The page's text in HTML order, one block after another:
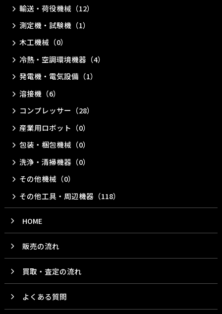
輸送・荷役機械（12）
測定機・試験機（1）
木工機械（0）
冷熱・空調環境機器（4）
発電機・電気設備（1）
溶接機（6）
コンプレッサー（28）
産業用ロボット（0）
包装・梱包機械（0）
洗浄・清掃機器（0）
その他機械（0）
その他工具・周辺機器（118）
HOME
販売の流れ
買取・査定の流れ
よくある質問